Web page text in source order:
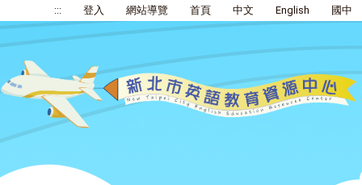
::: 登入 網站導覽 首頁 中文 English 國中